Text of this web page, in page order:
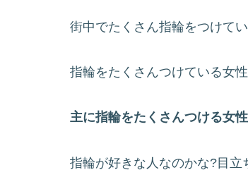
街中でたくさん指輪をつけて
指輪をたくさんつけている女
主に指輪をたくさんつける女
指輪が好きな人なのかな?目